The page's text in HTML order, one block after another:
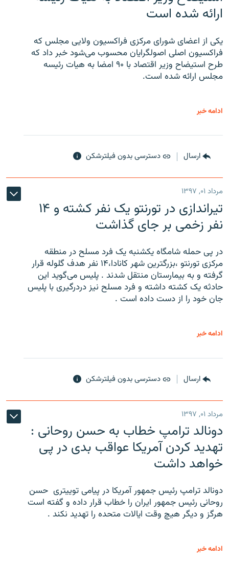
ارائه شده است
یکی از اعضای شورای مرکزی فراکسیون ولایی مجلس که
فراکسیون اصلی اصولگرایان محسوب می‌شود خبر داد که
طرح استیضاح وزیر اقتصاد با ۹۰ امضا به هیات رئیسه
مجلس ارائه شده است.
ادامه خبر
ارسال دسترسی بدون فیلترشکن
مرداد ۰۱, ۱۳۹۷
تیراندازی در تورنتو یک نفر کشته و ۱۴
نفر زخمی بر جای گذاشت
در پی حمله شامگاه یکشنبه یک فرد مسلح در منطقه
مرکزی تورنتو ،‌بزرگترین شهر کانادا،۱۴ نفر هدف گلوله قرار
گرفته و به بیمارستان منتقل شدند . پلیس می‌گوید این
حادثه یک کشته داشته و فرد مسلح نیز دردرگیری با پلیس
جان خود را از دست داده است .
ادامه خبر
ارسال دسترسی بدون فیلترشکن
مرداد ۰۱, ۱۳۹۷
دونالد ترامپ خطاب به حسن روحانی :
تهدید کردن آمریکا عواقب بدی در پی
خواهد داشت
دونالد ترامپ رئیس جمهور آمریکا در پیامی توییتری ‌ حسن
روحانی رئیس جمهور ایران را خطاب قرار داده و گفته است
هرگز و دیگر هیچ وقت ایالات متحده را تهدید نکند .
ادامه خبر